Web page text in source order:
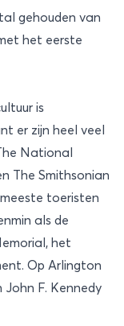
gehouden van
het eerste
is
er zijn heel veel
National
The Smithsonian
toeristen
als de
het
Op Arlington
F. Kennedy